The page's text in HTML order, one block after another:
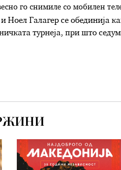
го снимиле со мобилен
Ноел Галагер се обединија
турнеја, при што